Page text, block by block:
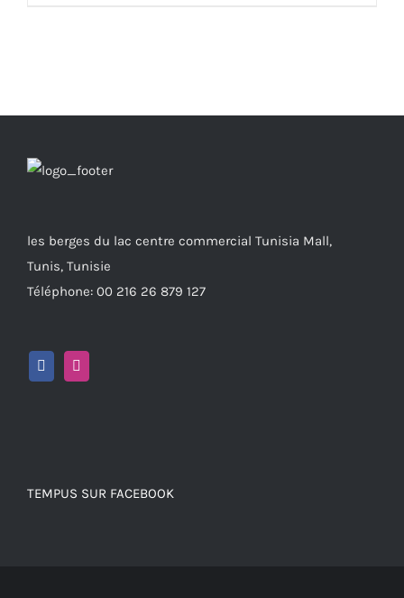
les berges du lac centre commercial Tunisia Mall,
Tunis, Tunisie
Téléphone: 00 216 26 879 127
TEMPUS SUR FACEBOOK